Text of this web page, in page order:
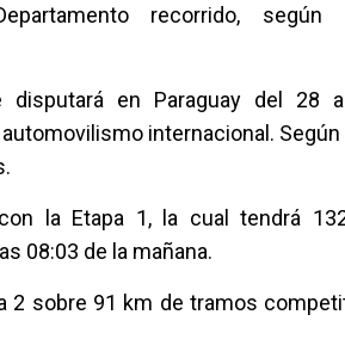
recorrido,
disputará en Paraguay del 28
internacional.
la Etapa 1, la cual tendrá
08:03 de la mañana.
2 sobre 91 km de tramos